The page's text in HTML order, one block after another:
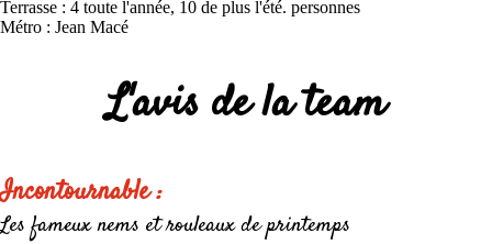
Terrasse : 4 toute l'année, 10 de plus l'été. personnes
Métro : Jean Macé
L'avis de la team
Incontournable :
Les fameux nems et rouleaux de printemps